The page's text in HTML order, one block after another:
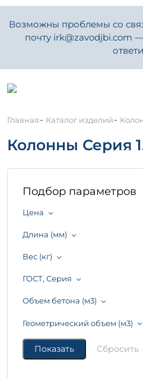
Возможны проблемы со
почту irk@zavodjbi.com
Главная- Каталог изделий-
Колонны Серия
Подбор параметров
Цена
Длина (мм)
Вес (кг)
ГОСТ, Серия
Объем бетона (м3)
Геометрический объем (м3)